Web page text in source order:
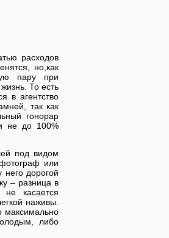
расходов
но,как
пару при
То есть
в агентство
так как
гонорар
не до 100%
под видом
или
дорогой
– разница в
не касается
наживы.
максимально
либо